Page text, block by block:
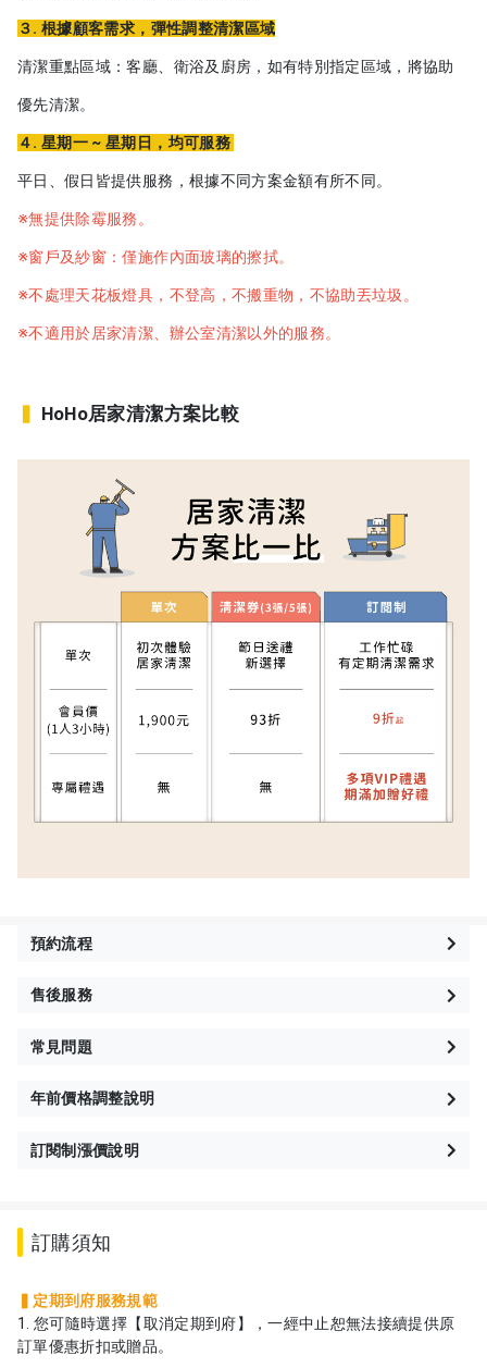
３. 根據顧客需求，彈性調整清潔區域
清潔重點區域：客廳、衛浴及廚房，如有特別指定區域，將協助
優先清潔。
４. 星期一 ~ 星期日，均可服務
平日、假日皆提供服務，根據不同方案金額有所不同。
※無提供除霉服務。
※窗戶及紗窗：僅施作內面玻璃的擦拭。
※不處理天花板燈具，不登高，不搬重物，不協助丟垃圾。
※不適用於居家清潔、辦公室清潔以外的服務。
▍ HoHo居家清潔方案比較
預約流程
售後服務
常見問題
年前價格調整說明
訂閱制漲價說明
訂購須知
▍定期到府服務規範
1. 您可隨時選擇【取消定期到府】，一經中止恕無法接續提供原
訂單優惠折扣或贈品。